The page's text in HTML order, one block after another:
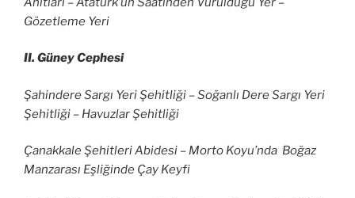
Gözetleme Yeri
II. Güney Cephesi
Şahindere Sargı Yeri Şehitliği – Soğanlı Dere Sargı Yeri
Şehitliği – Havuzlar Şehitliği
Çanakkale Şehitleri Abidesi – Morto Koyu’nda Boğaz
Manzarası Eşliğinde Çay Keyfi